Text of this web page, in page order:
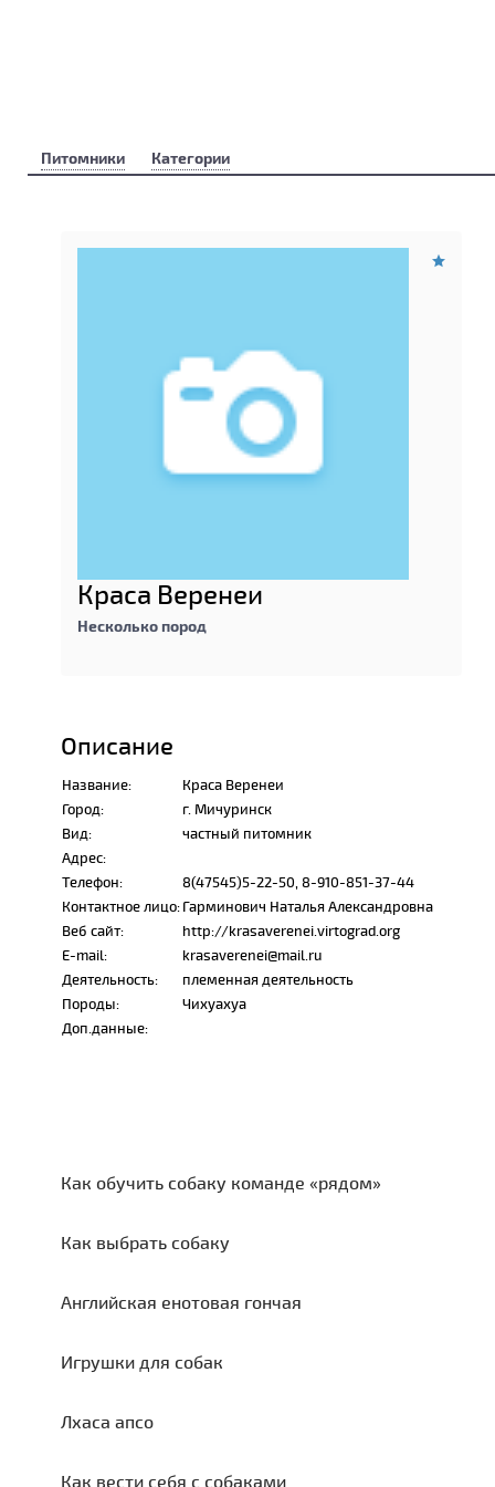
Питомники Категории
Краса Веренеи
Несколько пород
Описание
Название:
Краса Веренеи
Город:
г. Мичуринск
Вид:
частный питомник
Адрес:
Телефон:
8(47545)5-22-50, 8-910-851-37-44
Контактное лицо:Гарминович Наталья Александровна
Веб сайт:
http://krasaverenei.virtograd.org
E-mail:
krasaverenei@mail.ru
Деятельность:
племенная деятельность
Породы:
Чихуахуа
Доп.данные:
Как обучить собаку команде «рядом»
Как выбрать собаку
Английская енотовая гончая
Игрушки для собак
Лхаса апсо
Как вести себя с собаками